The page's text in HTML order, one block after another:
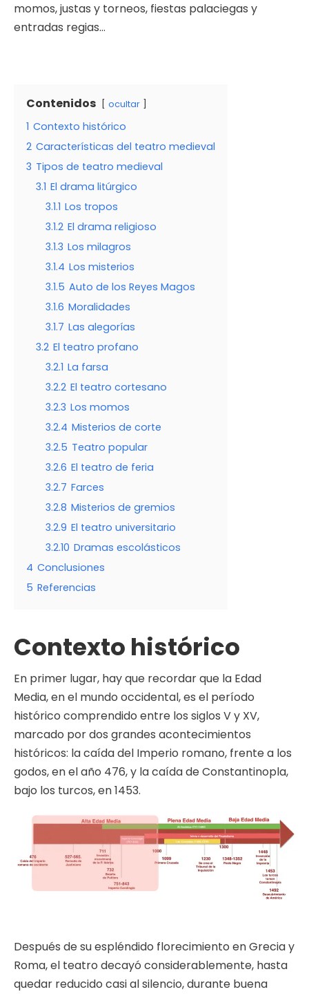
momos, justas y torneos, fiestas palaciegas y
entradas regias…
Contenidos ocultar
1 Contexto histórico
2 Características del teatro medieval
3 Tipos de teatro medieval
3.1 El drama litúrgico
3.1.1 Los tropos
3.1.2 El drama religioso
3.1.3 Los milagros
3.1.4 Los misterios
3.1.5 Auto de los Reyes Magos
3.1.6 Moralidades
3.1.7 Las alegorías
3.2 El teatro profano
3.2.1 La farsa
3.2.2 El teatro cortesano
3.2.3 Los momos
3.2.4 Misterios de corte
3.2.5 Teatro popular
3.2.6 El teatro de feria
3.2.7 Farces
3.2.8 Misterios de gremios
3.2.9 El teatro universitario
3.2.10 Dramas escolásticos
4 Conclusiones
5 Referencias
Contexto histórico
En primer lugar, hay que recordar que la Edad
Media, en el mundo occidental, es el período
histórico comprendido entre los siglos V y XV,
marcado por dos grandes acontecimientos
históricos: la caída del Imperio romano, frente a los
godos, en el año 476, y la caída de Constantinopla,
bajo los turcos, en 1453.
Después de su espléndido florecimiento en Grecia y
Roma, el teatro decayó considerablemente, hasta
quedar reducido casi al silencio, durante buena